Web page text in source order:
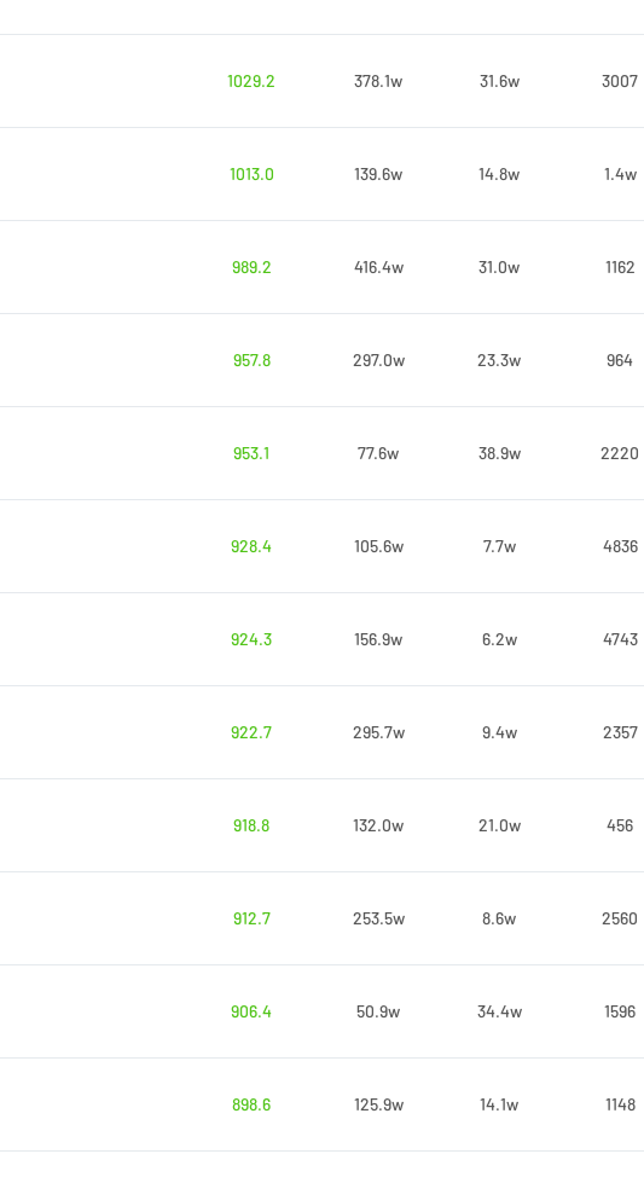
1029.2
378.1w 31.6w 3007
1013.0
139.6w 14.8w 1.4w
989.2
416.4w 31.0w 1162
957.8
297.0w 23.3w 964
953.1
77.6w 38.9w 2220
928.4
105.6w 7.7w 4836
924.3
156.9w 6.2w 4743
922.7
295.7w 9.4w 2357
918.8
132.0w 21.0w 456
912.7
253.5w 8.6w 2560
906.4
50.9w 34.4w 1596
898.6
125.9w 14.1w 1148